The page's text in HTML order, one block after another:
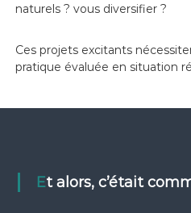
naturels ? vous diversifier ?
Ces projets excitants
pratique évaluée en situation
Et alors, c’était